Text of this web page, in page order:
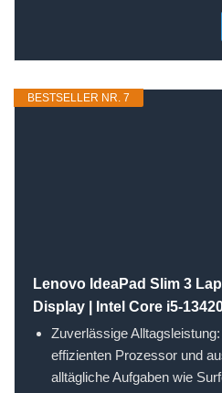
BESTSELLER NR. 7
Lenovo IdeaPad Slim 3
Display | Intel Core i5-
Zuverlässige
effizienten Prozessor und
alltägliche Aufgaben wie